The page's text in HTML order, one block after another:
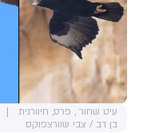
עיט שחור , פרס, חיוורנית
בן דב / צבי שוורצפוקס